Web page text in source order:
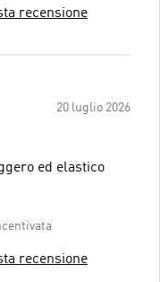
recensione
20 luglio 2026
ed elastico
recensione